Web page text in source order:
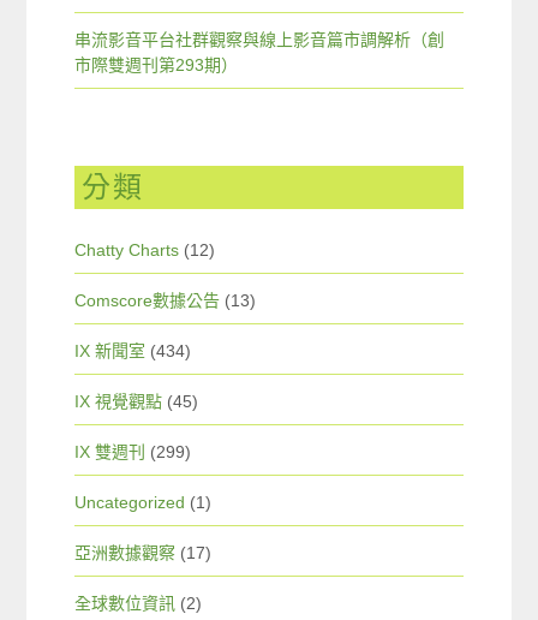
串流影音平台社群觀察與線上影音篇市調解析（創
市際雙週刊第293期）
分類
Chatty Charts (12)
Comscore數據公告 (13)
IX 新聞室 (434)
IX 視覺觀點 (45)
IX 雙週刊 (299)
Uncategorized (1)
亞洲數據觀察 (17)
全球數位資訊 (2)